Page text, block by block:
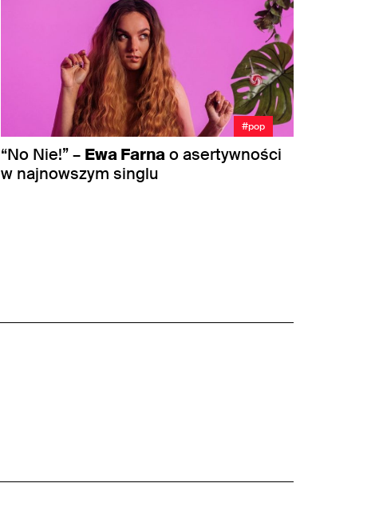
#pop
“No Nie!” – Ewa Farnao asertywności
w najnowszym singlu